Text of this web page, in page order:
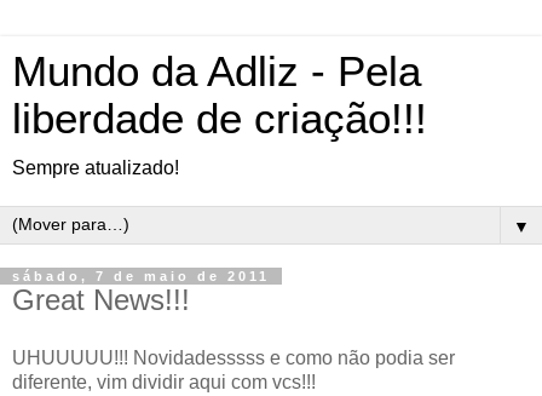
Mundo da Adliz - Pela
liberdade de criação!!!
Sempre atualizado!
▼
sábado, 7 de maio de 2011
Great News!!!
UHUUUUU!!! Novidadesssss e como não podia ser
diferente, vim dividir aqui com vcs!!!